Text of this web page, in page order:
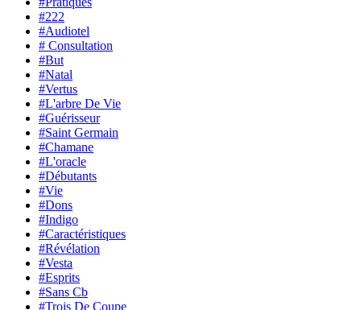
#222
#Audiotel
# Consultation
#But
#Natal
#Vertus
#L'arbre De Vie
#Guérisseur
#Saint Germain
#Chamane
#L'oracle
#Débutants
#Vie
#Dons
#Indigo
#Caractéristiques
#Révélation
#Vesta
#Esprits
#Sans Cb
#Trois De Coupe